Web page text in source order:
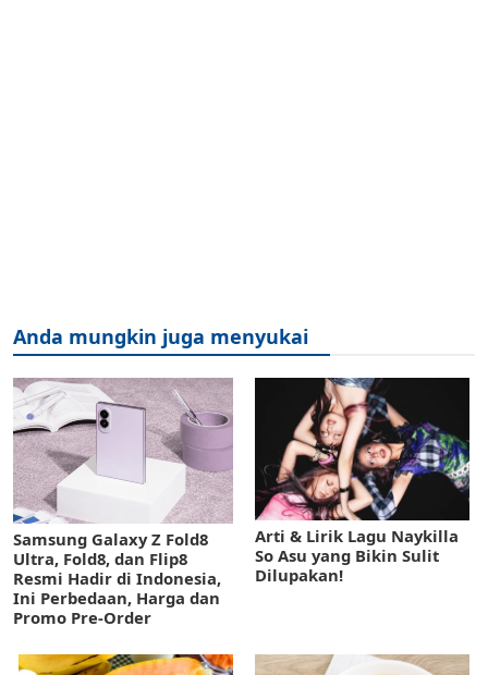
Anda mungkin juga menyukai
Samsung Galaxy Z Fold8
Ultra, Fold8, dan Flip8
Resmi Hadir di Indonesia,
Ini Perbedaan, Harga dan
Promo Pre-Order
Arti & Lirik Lagu Naykilla
So Asu yang Bikin Sulit
Dilupakan!